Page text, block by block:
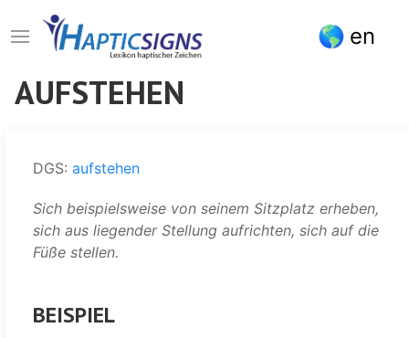
zum
en
AUFSTEHEN
DGS: aufstehen
Sich beispielsweise von seinem Sitzplatz erheben,
sich aus liegender Stellung aufrichten, sich auf die
Füße stellen.
BEISPIEL